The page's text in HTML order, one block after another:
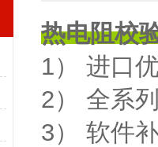
热电阻校
1） 进口
2） 全系
3） 软件